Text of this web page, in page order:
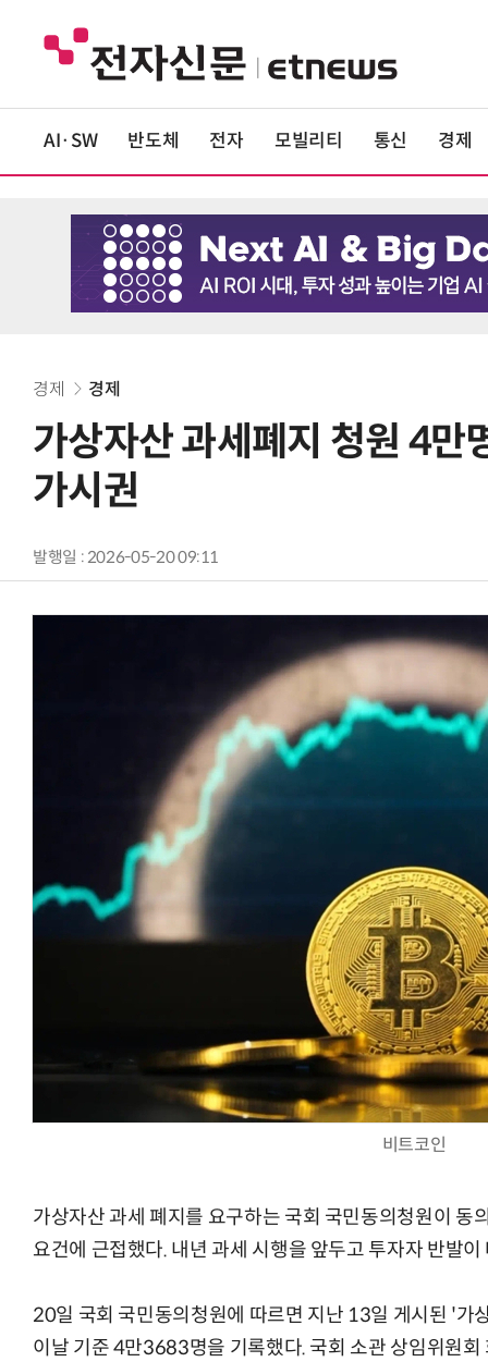
AI·SW 반도체 전자 모빌리티 통신 경제
경제 경제
가상자산 과세폐지 청원 4
가시권
발행일 : 2026-05-20 09:11
비트코인
가상자산 과세 폐지를 요구하는 국회 국민동의청원이 동
요건에 근접했다. 내년 과세 시행을 앞두고 투자자 반발
20일 국회 국민동의청원에 따르면 지난 13일 게시된 '가
이날 기준 4만3683명을 기록했다. 국회 소관 상임위원
AI Native Enterprise를 지원하는 AI Ready Data